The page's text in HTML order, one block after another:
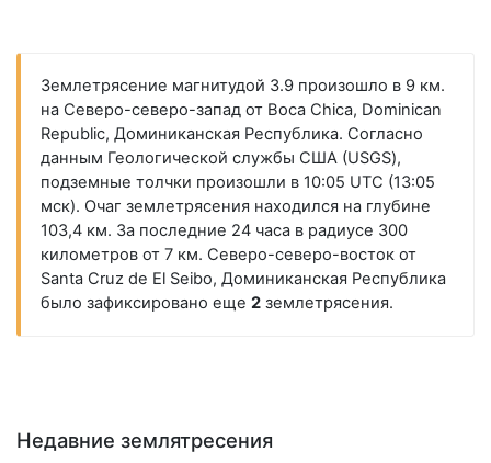
Землетрясение магнитудой 3.9 произошло в 9 км.
на Северо-северо-запад от Boca Chica, Dominican
Republic, Доминиканская Республика. Согласно
данным Геологической службы США (USGS),
подземные толчки произошли в 10:05 UTC (13:05
мск). Очаг землетрясения находился на глубине
103,4 км. За последние 24 часа в радиусе 300
километров от 7 км. Северо-северо-восток от
Santa Cruz de El Seibo, Доминиканская Республика
было зафиксировано еще 2землетрясения.
Недавние землятресения